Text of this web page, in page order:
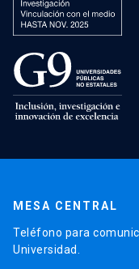
MESA CENTRAL
Teléfono para
Universidad.